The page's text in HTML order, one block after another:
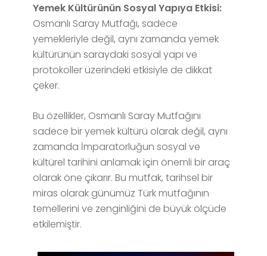
Yemek Kültürünün Sosyal Yapıya Etkisi:
Osmanlı Saray Mutfağı, sadece
yemekleriyle değil, aynı zamanda yemek
kültürünün saraydaki sosyal yapı ve
protokoller üzerindeki etkisiyle de dikkat
çeker.
Bu özellikler, Osmanlı Saray Mutfağını
sadece bir yemek kültürü olarak değil, aynı
zamanda İmparatorluğun sosyal ve
kültürel tarihini anlamak için önemli bir araç
olarak öne çıkarır. Bu mutfak, tarihsel bir
miras olarak günümüz Türk mutfağının
temellerini ve zenginliğini de büyük ölçüde
etkilemiştir.